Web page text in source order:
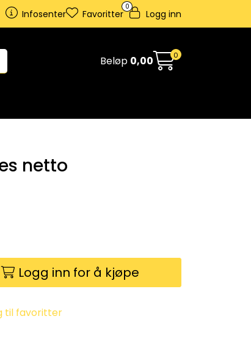
Infosenter
0
Favoritter Logg inn
Beløp 0,00 0
netto
Logg inn for å kjøpe
til favoritter